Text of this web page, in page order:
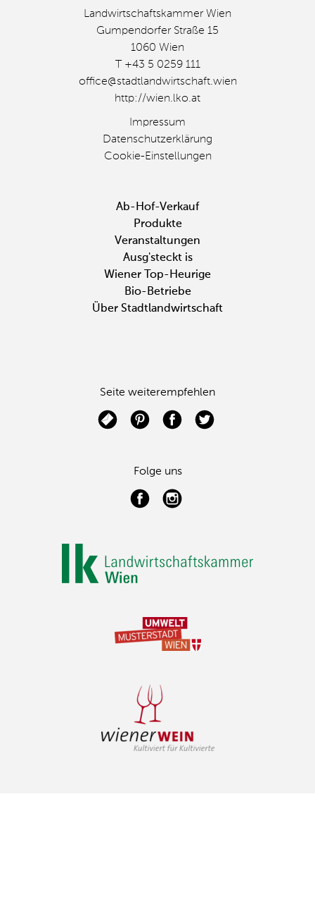
Landwirtschaftskammer Wien
Gumpendorfer Straße 15
1060 Wien
T +43 5 0259 111
office@stadtlandwirtschaft.wien
http://wien.lko.at
Impressum
Datenschutzerklärung
Cookie-Einstellungen
FußbereichsmenüAb-Hof-Verkauf
Produkte
Veranstaltungen
Ausg'steckt is
Wiener Top-Heurige
Bio-Betriebe
Über Stadtlandwirtschaft
Seite weiterempfehlen
Folge uns